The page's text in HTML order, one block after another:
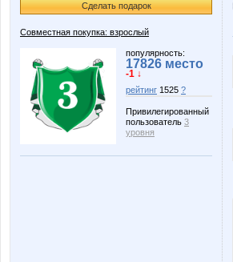
Сделать подарок
Совместная покупка: взрослый
популярность:
17826 место
-1 ↓
рейтинг 1525 ?
Привилегированный
пользователь 3
уровня